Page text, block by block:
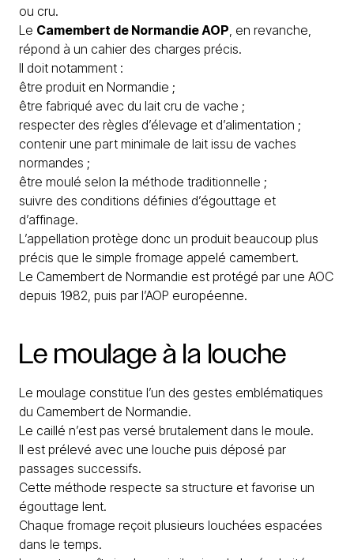
ou cru.
Le Camembert de Normandie AOP, en revanche,
répond à un cahier des charges précis.
Il doit notamment :
être produit en Normandie ;
être fabriqué avec du lait cru de vache ;
respecter des règles d’élevage et d’alimentation ;
contenir une part minimale de lait issu de vaches
normandes ;
être moulé selon la méthode traditionnelle ;
suivre des conditions définies d’égouttage et
d’affinage.
L’appellation protège donc un produit beaucoup plus
précis que le simple fromage appelé camembert.
Le Camembert de Normandie est protégé par une AOC
depuis 1982, puis par l’AOP européenne.
Le moulageà la louche
Le moulage constitue l’un des gestes emblématiques
du Camembert de Normandie.
Le caillé n’est pas versé brutalement dans le moule.
Il est prélevé avec une louche puis déposé par
passages successifs.
Cette méthode respecte sa structure et favorise un
égouttage lent.
Chaque fromage reçoit plusieurs louchées espacées
dans le temps.